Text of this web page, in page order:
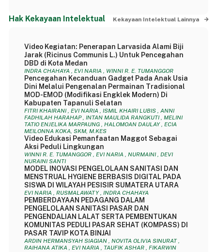
Hak Kekayaan Intelektual Kekayaan Intelektual Lainnya
Video Kegiatan: Penerapan Larvasida Alami Biji
Jarak (Ricinus Communis L.) Untuk Pencegahan
DBD di Kota Medan
INDRA CHAHAYA , EVI NARIA , WINNI R. E. TUMANGGOR
Pencegahan Kecanduan Gadget Pada Anak Usia
Dini Melalui Pengenalan Permainan Tradisional
MOD-EMOD (Modifikasi Engklek Modern) Di
Kabupaten Tapanuli Selatan
FITRI KHAIRANI , EVI NARIA , ISMIL KHAIRI LUBIS , ANNI
FADHILAH HARAHAP , INTAN MAULIDA RANGKUTI , MELINI
TATIO ENJELIKA MARPAUNG , HALOMOAN DAULAY , ECIA
MEILONNA KOKA, SKM, M.KES
Video Edukasi Pemanfaatan Maggot Sebagai
Aksi Peduli Lingkungan
WINNI R. E. TUMANGGOR , EVI NARIA , NURMAINI , DEVI
NURAINI SANTI
MODEL INOVASI PENGELOLAAN SANITASI DAN
MENSTRUAL HYGIENE BERBASIS DIGITAL PADA
SISWA DI WILAYAH PESISIR SUMATERA UTARA
EVI NARIA , RUSMALAWATY , INDRA CHAHAYA
PEMBERDAYAAN PEDAGANG DALAM
PENGELOLAAN SANITASI PASAR DAN
PENGENDALIAN LALAT SERTA PEMBENTUKAN
KOMUNITAS PEDULI PASAR SEHAT (KOMPASS) DI
PASAR TAVIP KOTA BINJAI
ARDIN HERMANSYAH SIAGIAN , NOVITA OLIVIA SINURAT ,
RAIHANA ATIKA , EVI NARIA , TAUFIK ASHAR , FIKARWIN